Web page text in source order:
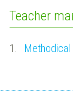
Teacher
1.